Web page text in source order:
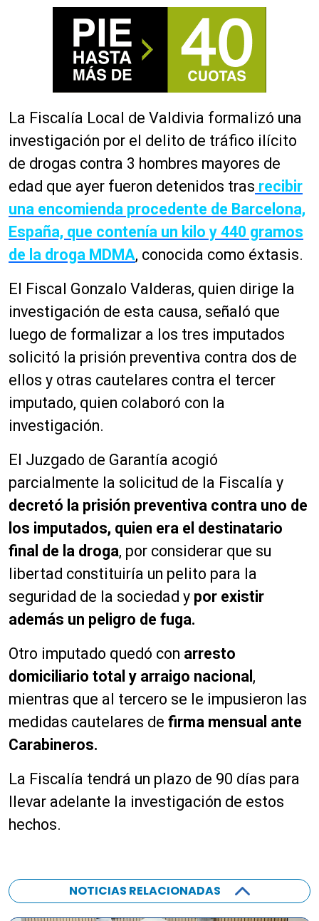
La Fiscalía Local de Valdivia formalizó una
investigación por el delito de tráfico ilícito
de drogas contra 3 hombres mayores de
edad que ayer fueron detenidos tras recibir
una encomienda procedente de Barcelona,
España, que contenía un kilo y 440 gramos
de la droga MDMA, conocida como éxtasis.
El Fiscal Gonzalo Valderas, quien dirige la
investigación de esta causa, señaló que
luego de formalizar a los tres imputados
solicitó la prisión preventiva contra dos de
ellos y otras cautelares contra el tercer
imputado, quien colaboró con la
investigación.
El Juzgado de Garantía acogió
parcialmente la solicitud de la Fiscalía y
decretó la prisión preventiva contra uno de
los imputados, quien era el destinatario
final de la droga, por considerar que su
libertad constituiría un pelito para la
seguridad de la sociedad y por existir
además un peligro de fuga.
Otro imputado quedó con arresto
domiciliario total y arraigo nacional ,
mientras que al tercero se le impusieron las
medidas cautelares de firma mensual ante
Carabineros.
La Fiscalía tendrá un plazo de 90 días para
llevar adelante la investigación de estos
hechos.
NOTICIAS RELACIONADAS